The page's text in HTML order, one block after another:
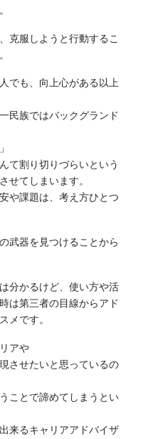
克服しようと行動するこ
でも、向上心がある以上
民族ではバックグランド
て割り切りづらいという
せてしまいます。
や課題は、考え方ひとつ
武器を見つけることから
分かるけど、使い方や活
は第三者の目線からアド
メです。
アや
させたいと思っているの
ことで諦めてしまうとい
来るキャリアアドバイザ